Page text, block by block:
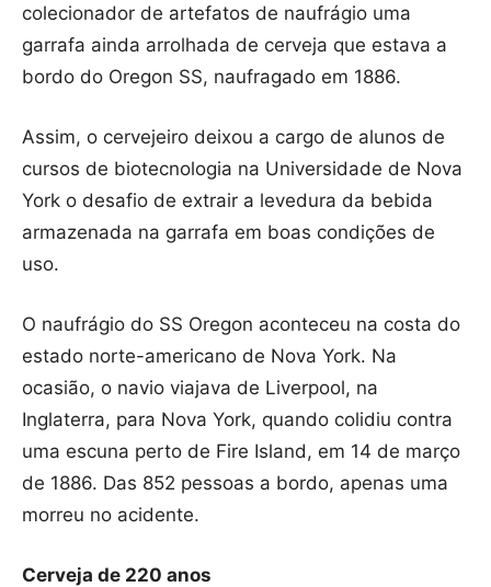
colecionador de artefatos de naufrágio uma
garrafa ainda arrolhada de cerveja que estava a
bordo do Oregon SS, naufragado em 1886.
Assim, o cervejeiro deixou a cargo de alunos de
cursos de biotecnologia na Universidade de Nova
York o desafio de extrair a levedura da bebida
armazenada na garrafa em boas condições de
uso.
O naufrágio do SS Oregon aconteceu na costa do
estado norte-americano de Nova York. Na
ocasião, o navio viajava de Liverpool, na
Inglaterra, para Nova York, quando colidiu contra
uma escuna perto de Fire Island, em 14 de março
de 1886. Das 852 pessoas a bordo, apenas uma
morreu no acidente.
Cerveja de 220 anos